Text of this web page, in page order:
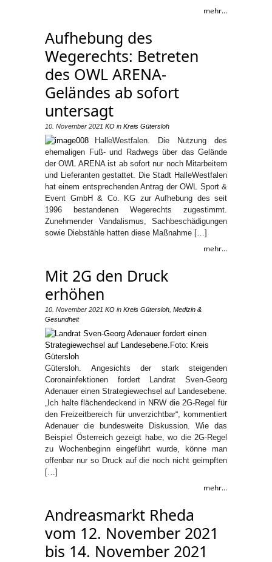
mehr...
Aufhebung des
Wegerechts: Betreten
des OWL ARENA-
Geländes ab sofort
untersagt
10. November 2021 KO in Kreis Gütersloh
HalleWestfalen. Die Nutzung des
ehemaligen Fuß- und Radwegs über das Gelände
der OWL ARENA ist ab sofort nur noch Mitarbeitern
und Lieferanten gestattet. Die Stadt HalleWestfalen
hat einem entsprechenden Antrag der OWL Sport &
Event GmbH & Co. KG zur Aufhebung des seit
1996 bestandenen Wegerechts zugestimmt.
Zunehmender Vandalismus, Sachbeschädigungen
sowie Diebstähle hatten diese Maßnahme […]
mehr...
Mit 2G den Druck
erhöhen
10. November 2021 KO in Kreis Gütersloh Medizin &
Gesundheit
Gütersloh. Angesichts der stark steigenden
Coronainfektionen fordert Landrat Sven-Georg
Adenauer einen Strategiewechsel auf Landesebene.
„Ich halte flächendeckend in NRW die 2G-Regel für
den Freizeitbereich für unverzichtbar“, kommentiert
Adenauer die bundesweite Diskussion. Wie das
Beispiel Österreich gezeigt habe, wo die 2G-Regel
zu Wochenbeginn eingeführt wurde, könne man
offenbar nur so Druck auf die noch nicht geimpften
[…]
mehr...
Andreasmarkt Rheda
vom 12. November 2021
bis 14. November 2021